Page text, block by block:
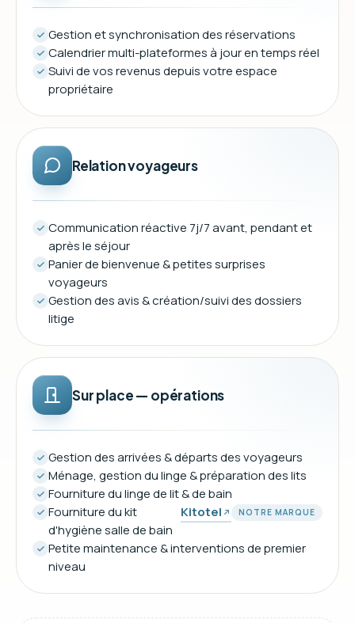
Gestion et synchronisation des réservations
Calendrier multi-plateformes à jour en temps réel
Suivi de vos revenus depuis votre espace
propriétaire
Relation voyageurs
Communication réactive 7j/7 avant, pendant et
après le séjour
Panier de bienvenue & petites surprises
voyageurs
Gestion des avis & création/suivi des dossiers
litige
Sur place — opérations
Gestion des arrivées & départs des voyageurs
Ménage, gestion du linge & préparation des lits
Fourniture du linge de lit & de bain
Fourniture du kit
d'hygiène salle de bain
Kitotel NOTRE MARQUE
Petite maintenance & interventions de premier
niveau